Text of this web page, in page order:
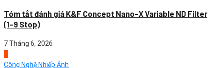
Tóm tắt đánh giá K&F Concept Nano-X Variable ND Filter
(1–9 Stop)
7 Tháng 6, 2026
Công Nghệ Nhiếp Ảnh